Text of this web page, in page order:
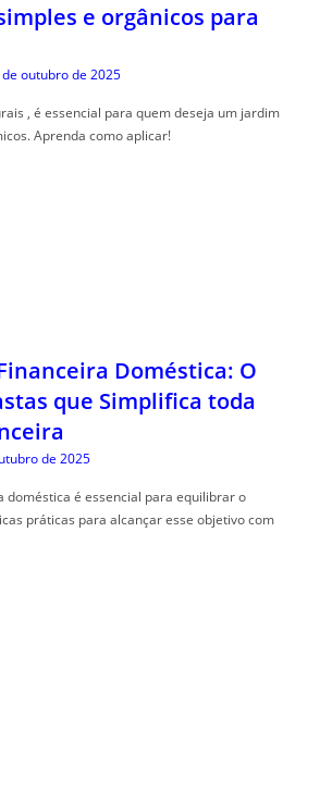
e orgânicos para
outubro de 2025
, é essencial para quem deseja um jardim
Aprenda como aplicar!
Doméstica: O
que Simplifica toda
de 2025
doméstica é essencial para equilibrar o
práticas para alcançar esse objetivo com